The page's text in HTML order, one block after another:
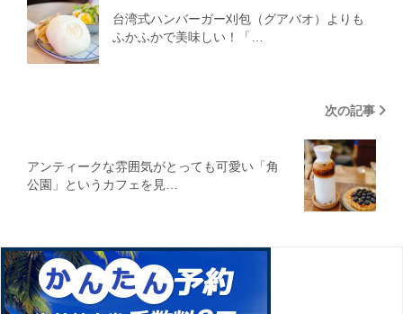
台湾式ハンバーガー刈包（グアバオ）よりも
ふかふかで美味しい！「…
次の記事
アンティークな雰囲気がとっても可愛い「角
公園」というカフェを見…